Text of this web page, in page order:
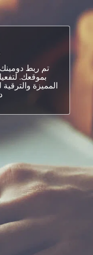
تم ربط
بموقعك.
المميزة والترقية